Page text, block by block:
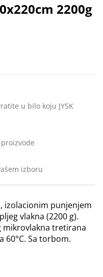
2200g
u bilo koju JYSK
izboru
izolacionim punjenjem
vlakna (2200 g).
mikrovlakna tretirana
60°C. Sa torbom.